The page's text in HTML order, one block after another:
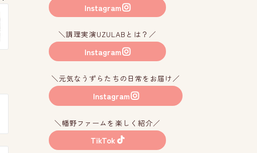
Instagram
＼調理実演UZULABとは？／
Instagram
＼元気なうずらたちの日常をお届け／
Instagram
＼幡野ファームを楽しく紹介／
TikTok